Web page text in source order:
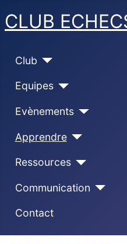
CLUB
Club
Equipes
Evènements
Apprendre
Ressources
Communication
Contact